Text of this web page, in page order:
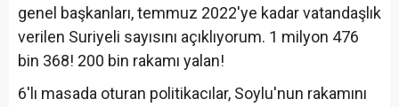
genel başkanları, temmuz 2022'ye kadar vatandaşlık
verilen Suriyeli sayısını açıklıyorum. 1 milyon 476
bin 368! 200 bin rakamı yalan!
6'lı masada oturan politikacılar, Soylu'nun rakamını